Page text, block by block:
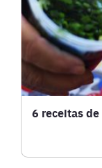
BOLOS
6 receitas